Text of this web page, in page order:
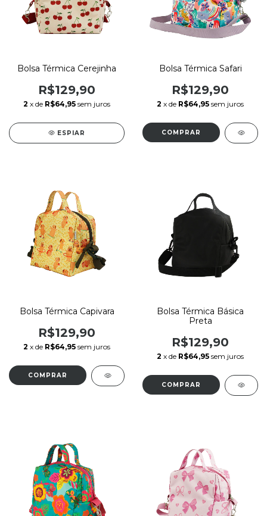
Bolsa Térmica Cerejinha
R$129,90
2 x de R$64,95 sem juros
ESPIAR
Bolsa Térmica Safari
R$129,90
2 x de R$64,95 sem juros
Bolsa Térmica Capivara
R$129,90
2 x de R$64,95 sem juros
Bolsa Térmica Básica
Preta
R$129,90
2 x de R$64,95 sem juros